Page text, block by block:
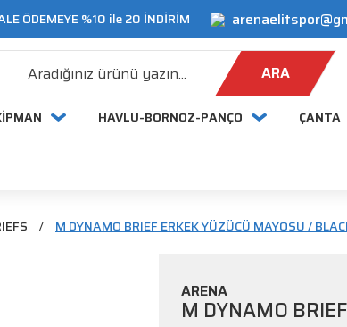
ÖDEMEYE %10 ile 20 İNDİRİM
ARA
HAVLU-BORNOZ-PANÇO ÇANTA
M DYNAMO BRIEF ERKEK YÜZÜCÜ MAYOSU /
ARENA
M DYNAMO